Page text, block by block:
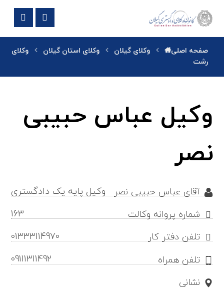
صفحه اصلی وکلای گیلان وکلای استان گیلان
وکلای
رشت
وکیل عباس حبیبی
نصر
آقای عباس حبیبی نصر
وکیل پایه یک دادگستری
شماره پروانه وکالت
163
تلفن دفتر کار
01333114970
تلفن همراه
09111311492
نشانی